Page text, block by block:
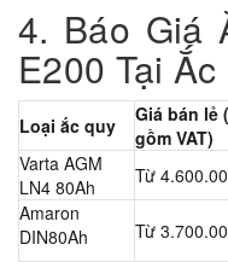
4. Báo Giá
E200 Tại
Loại ắc quy
Giá bán lẻ
gồm VAT)
Varta AGM
LN4 80Ah
Từ
Amaron
DIN80Ah
Từ